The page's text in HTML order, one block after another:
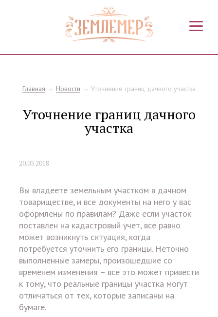
Главная → Новости → Уточнение границ дачного участка
Уточнение границ дачного
участка
20.03.2018
Вы владеете земельным участком в дачном
товариществе, и все документы на него у вас
оформлены по правилам? Даже если участок
поставлен на кадастровый учет, все равно
может возникнуть ситуация, когда
потребуется уточнить его границы. Неточно
выполненные замеры, произошедшие со
временем изменения – все это может привести
к тому, что реальные границы участка могут
отличаться от тех, которые записаны на
бумаге.